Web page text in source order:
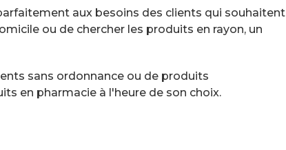
aux besoins des clients qui souhaitent
ou de chercher les produits en rayon, un
sans ordonnance ou de produits
en pharmacie à l'heure de son choix.